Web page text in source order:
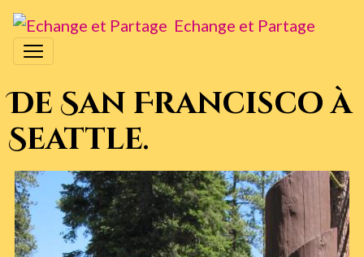
Echange et Partage
De San Francisco à
Seattle.